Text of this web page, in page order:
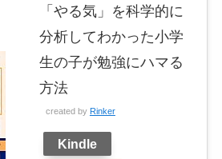
「やる気」を科学的に
分析してわかった小学
生の子が勉強にハマる
方法
created by Rinker
Kindle